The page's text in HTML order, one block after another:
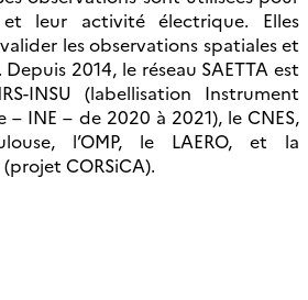
leur activité électrique. Elles
les observations spatiales et
2014, le réseau SAETTA est
INSU (labellisation Instrument
– INE – de 2020 à 2021), le CNES,
l’OMP, le LAERO, et la
CORSiCA).